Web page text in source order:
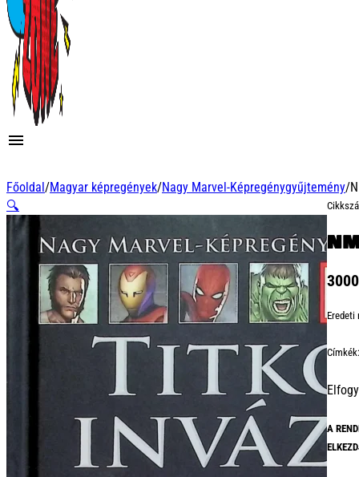
Főoldal/Magyar képregények/Nagy Marvel-Képregénygyűjtemény/
🔍
Eredeti
A